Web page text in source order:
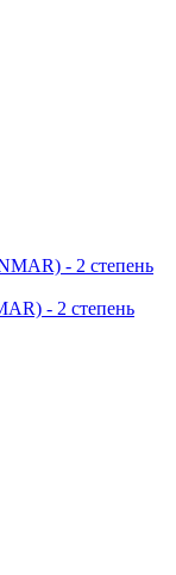
- 2 степень